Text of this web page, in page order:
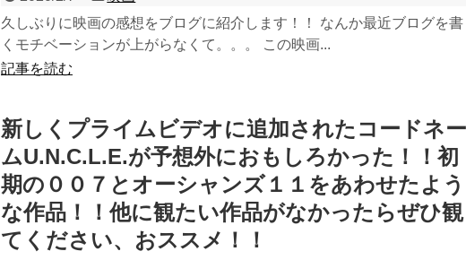
久しぶりに映画の感想をブログに紹介します！！ なんか最近ブログを書
くモチベーションが上がらなくて。。。 この映画...
記事を読む
新しくプライムビデオに追加されたコードネー
ムU.N.C.L.E.が予想外におもしろかった！！初
期の００７とオーシャンズ１１をあわせたよう
な作品！！他に観たい作品がなかったらぜひ観
てください、おススメ！！